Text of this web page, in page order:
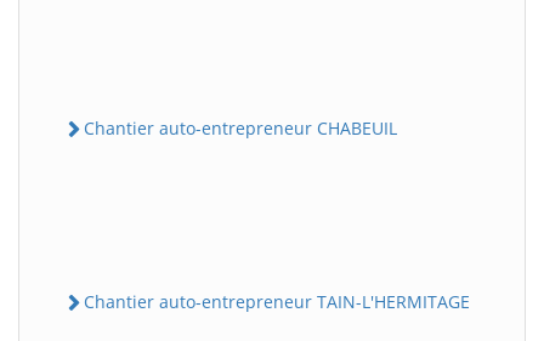
Chantier auto-entrepreneur CHABEUIL
Chantier auto-entrepreneur TAIN-L'HERMITAGE